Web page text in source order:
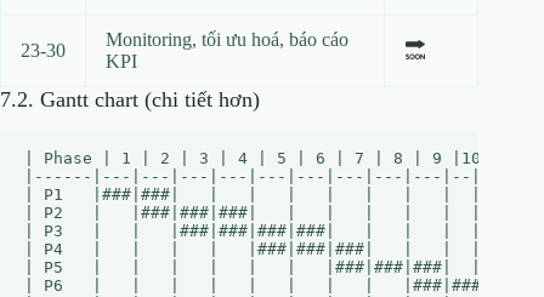
23‑30
Monitoring, tối ưu hoá, báo cáo
KPI
7.2. Gantt chart (chi tiết hơn)
| Phase | 1 | 2 | 3 | 4 | 5 | 6 | 7 | 8 | 9
|------|---|---|---|---|---|---|---|---|---|--|--
| P1   |###|###|   |   |   |   |   |   |   |
| P2   |   |###|###|###|   |   |   |   |   |
| P3   |   |   |###|###|###|###|   |   |
| P4   |   |   |   |   |###|###|###|   |   |
| P5   |   |   |   |   |   |   |###|###|###|
| P6   |   |   |   |   |   |   |   |